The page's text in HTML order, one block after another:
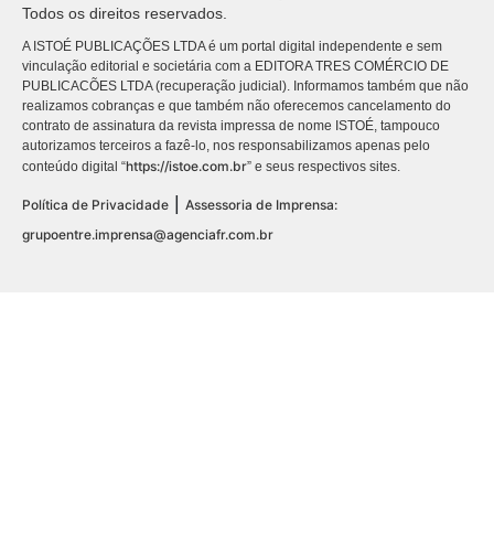
Todos os direitos reservados.
A ISTOÉ PUBLICAÇÕES LTDA é um portal digital independente e sem
vinculação editorial e societária com a EDITORA TRES COMÉRCIO DE
PUBLICACÕES LTDA (recuperação judicial). Informamos também que não
realizamos cobranças e que também não oferecemos cancelamento do
contrato de assinatura da revista impressa de nome ISTOÉ, tampouco
autorizamos terceiros a fazê-lo, nos responsabilizamos apenas pelo
conteúdo digital “https://istoe.com.br” e seus respectivos sites.
Política de Privacidade
Assessoria de Imprensa:
grupoentre.imprensa@agenciafr.com.br